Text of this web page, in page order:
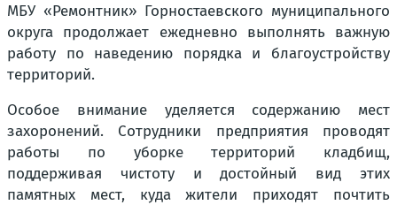
МБУ «Ремонтник» Горностаевского муниципального
округа продолжает ежедневно выполнять важную
работу по наведению порядка и благоустройству
территорий.
Особое внимание уделяется содержанию мест
захоронений. Сотрудники предприятия проводят
работы по уборке территорий кладбищ,
поддерживая чистоту и достойный вид этих
памятных мест, куда жители приходят почтить